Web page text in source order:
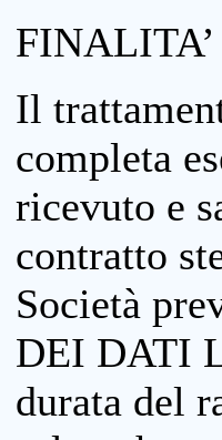
Il
completa
ricevuto e
contratto
Società
DEI DATI
durata del